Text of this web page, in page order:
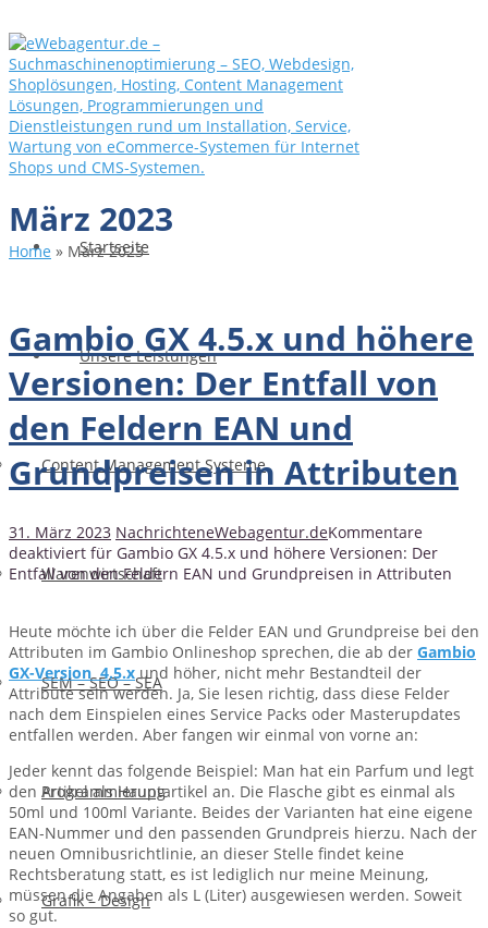
Startseite
Unsere Leistungen
Content Management Systeme
Warenwirtschaft
SEM – SEO – SEA
Programmierung
Grafik – Design
März 2023
Home » März 2023
Gambio GX 4.5.x und höhere
Versionen: Der Entfall von
den Feldern EAN und
Grundpreisen in Attributen
31. März 2023 NachrichteneWebagentur.deKommentare
deaktiviert für Gambio GX 4.5.x und höhere Versionen: Der
Entfall von den Feldern EAN und Grundpreisen in Attributen
Heute möchte ich über die Felder EAN und Grundpreise bei den
Attributen im Gambio Onlineshop sprechen, die ab der Gambio
GX-Version 4.5.xund höher, nicht mehr Bestandteil der
Attribute sein werden. Ja, Sie lesen richtig, dass diese Felder
nach dem Einspielen eines Service Packs oder Masterupdates
entfallen werden. Aber fangen wir einmal von vorne an:
Jeder kennt das folgende Beispiel: Man hat ein Parfum und legt
den Artikel als Hauptartikel an. Die Flasche gibt es einmal als
50ml und 100ml Variante. Beides der Varianten hat eine eigene
EAN-Nummer und den passenden Grundpreis hierzu. Nach der
neuen Omnibusrichtlinie, an dieser Stelle findet keine
Rechtsberatung statt, es ist lediglich nur meine Meinung,
müssen die Angaben als L (Liter) ausgewiesen werden. Soweit
so gut.